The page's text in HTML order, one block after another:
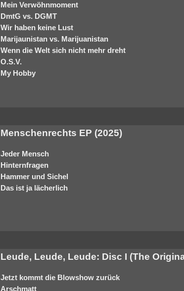
Mein Verwöhnmoment
DmtG vs. DGMT
Wir haben keine Lust
Marijaunistan vs. Marijuanistan
Wenn die Welt sich nicht mehr dreht
O.S.V.
My Hobby
Menschenrechts EP (2025)
Jeder Mensch
Hinternfragen
Hammer und Sichel
Das ist ja lächerlich
Leude, Leude, Leude: Disc I (The
Jetzt kommt die Blowshow zurück
Arschmatt